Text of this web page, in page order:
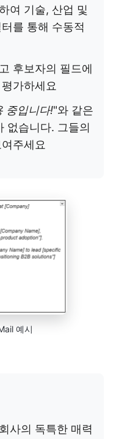
여 기술, 산업 및
를 통해 수동적
후보자의 필드에
가하세요
중입니다!"와 같은
없습니다. 그들의
주세요
예시
사의 독특한 매력